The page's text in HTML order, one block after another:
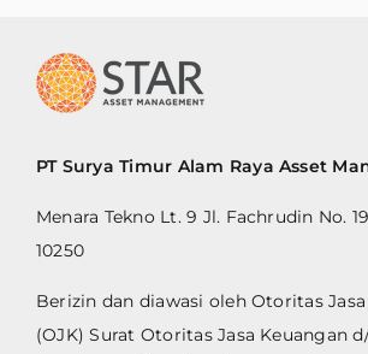
Promo Hadiah Raiz X
19 November - 19 December 2019
PT Surya Timur Alam Raya Asset
Menara Tekno Lt. 9 Jl. Fachrudin No.
10250
Berizin dan diawasi oleh Otoritas
(OJK) Surat Otoritas Jasa Keuangan